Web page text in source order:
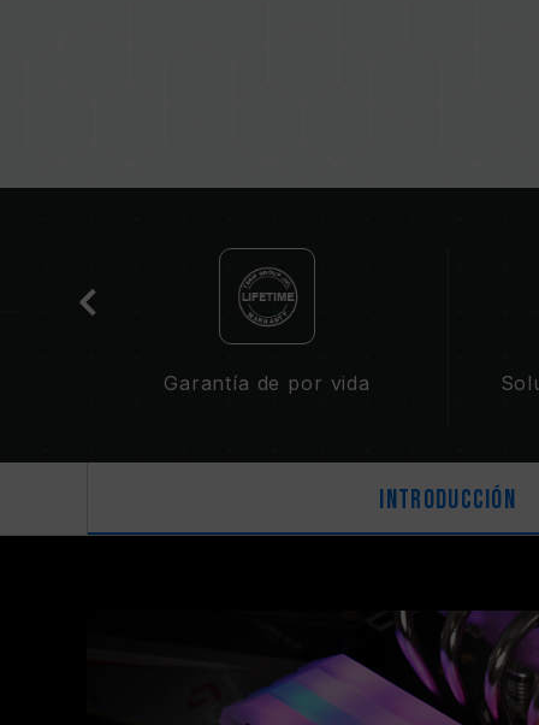
Garantía de por vida
Introducción